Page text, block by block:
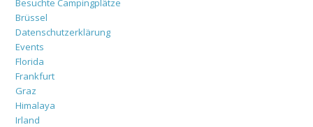
Brüssel
Datenschutzerklärung
Events
Florida
Frankfurt
Graz
Himalaya
Irland